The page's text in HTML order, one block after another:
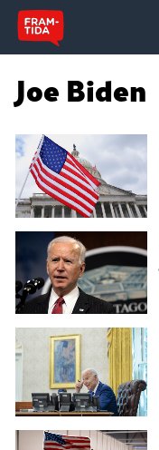
Joe Biden